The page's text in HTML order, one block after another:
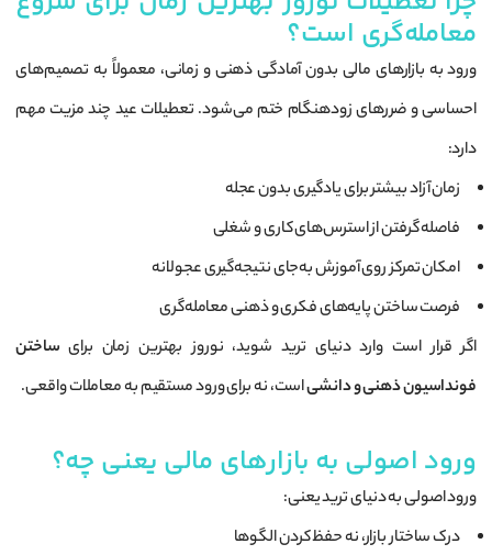
معامله‌گری است؟
ورود به بازارهای مالی بدون آمادگی ذهنی و زمانی، معمولاً به تصمیم‌های
احساسی و ضررهای زودهنگام ختم می‌شود. تعطیلات عید چند مزیت مهم
دارد:
زمان آزاد بیشتر برای یادگیری بدون عجله
فاصله گرفتن از استرس‌های کاری و شغلی
امکان تمرکز روی آموزش به‌جای نتیجه‌گیری عجولانه
فرصت ساختن پایه‌های فکری و ذهنی معامله‌گری
اگر قرار است وارد دنیای ترید شوید، نوروز بهترین زمان برای ساختن
فونداسیون ذهنی و دانشیاست، نه برای ورود مستقیم به معاملات واقعی.
ورود اصولی به بازارهای مالی یعنی چه؟
ورود اصولی به دنیای ترید یعنی:
درک ساختار بازار، نه حفظ کردن الگوها